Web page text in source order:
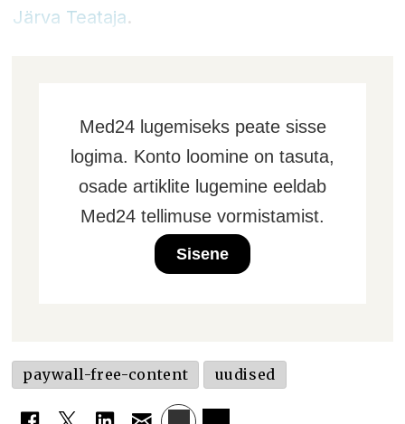
Järva Teataja.
Med24 lugemiseks peate sisse
logima. Konto loomine on tasuta,
osade artiklite lugemine eeldab
Med24 tellimuse vormistamist.
Sisene
paywall-free-content uudised